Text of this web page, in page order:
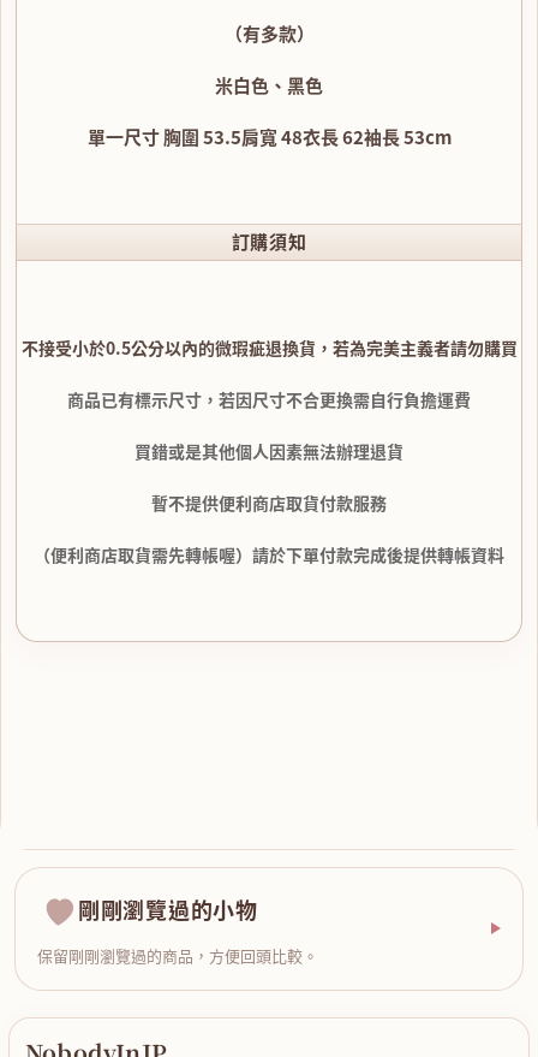
（有多款）
米白色、黑色
單一尺寸 胸圍 53.5肩寬 48衣長 62袖長 53cm
訂購須知
不接受小於0.5公分以內的微瑕疵退換貨，若為完美主義者請勿購買
商品已有標示尺寸，若因尺寸不合更換需自行負擔運費
買錯或是其他個人因素無法辦理退貨
暫不提供便利商店取貨付款服務
（便利商店取貨需先轉帳喔）請於下單付款完成後提供轉帳資料
剛剛瀏覽過的小物
保留剛剛瀏覽過的商品，方便回頭比較。